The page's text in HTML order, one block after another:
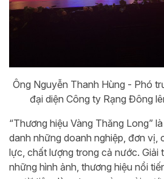
Ông Nguyễn Thanh Hùng - Phó
đại diện Công ty Rạng Đông
“Thương hiệu Vàng Thăng Long”
danh những doanh nghiệp, đơn vị,
lực, chất lượng trong cả nước. Giải
những hình ảnh, thương hiệu nổi